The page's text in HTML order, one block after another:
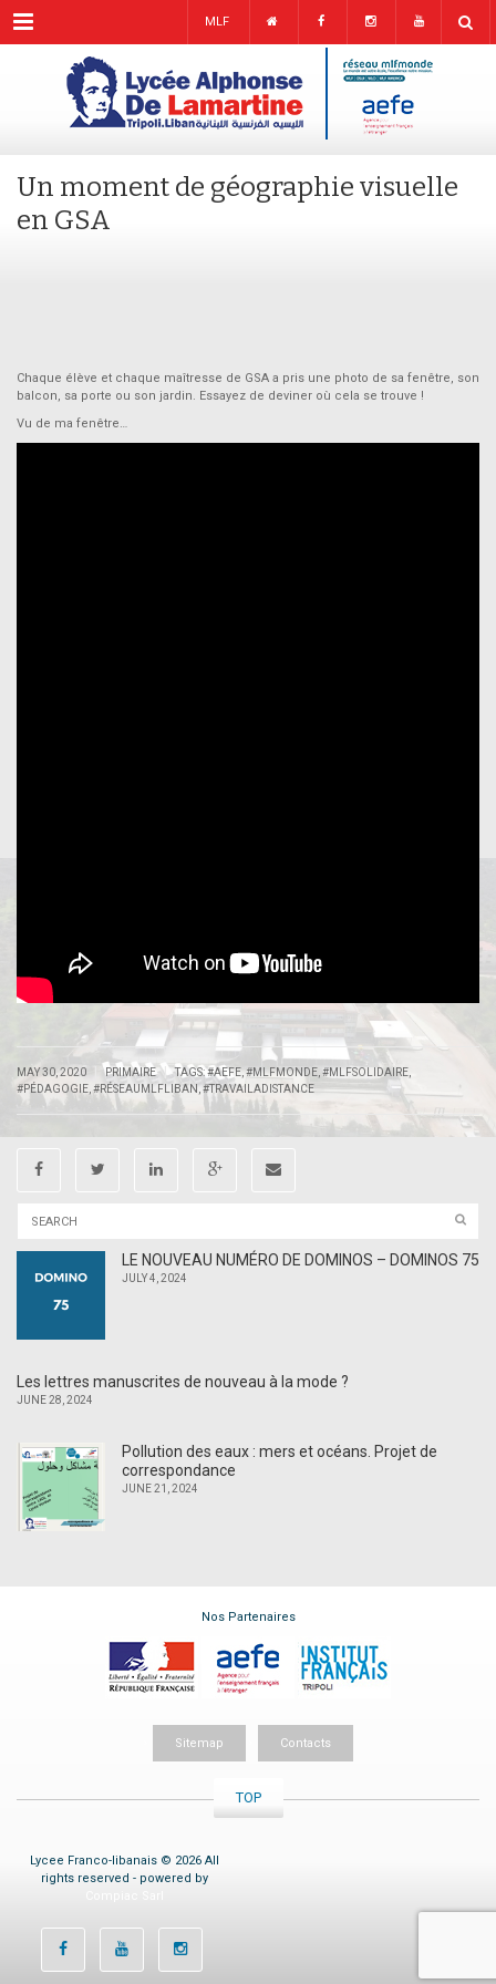
Menu MLF
Un moment de géographie visuelle
en GSA
Chaque élève et chaque maîtresse de GSA a pris une photo de sa fenêtre, son
balcon, sa porte ou son jardin. Essayez de deviner où cela se trouve !
Vu de ma fenêtre…
MAY 30, 2020 PRIMAIRE | TAGS:#AEFE #MLFMONDE #MLFSOLIDAIRE
#PÉDAGOGIE #RÉSEAUMLFLIBAN, #TRAVAILADISTANCE
LE NOUVEAU NUMÉRO DE DOMINOS – DOMINOS 75
JULY 4, 2024
Les lettres manuscrites de nouveau à la mode ?
JUNE 28, 2024
Pollution des eaux : mers et océans. Projet de
correspondance
JUNE 21, 2024
Nos Partenaires
Sitemap Contacts
TOP
Lycee Franco-libanais © 2026 All
rights reserved - powered by